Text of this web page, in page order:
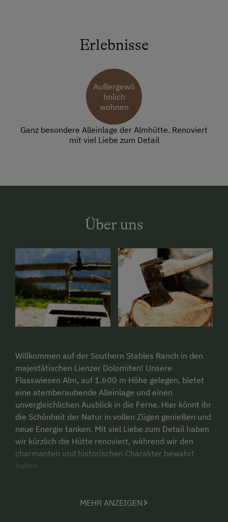
Erlebnisse
Außergewö
hnlich
wohnen
Ganz besondere Alleinlage der Almhütte. Renoviert
mit viel Liebe zum Detail
Über uns
Willkommen auf der Southern Stables Ranch in den
majestätischen Lienzer Dolomiten! Unsere
Flasswiesen Alm, auf 1.600 m Höhe gelegen, bietet
eine atemberaubende Alleinlage und einen
unvergleichlichen Ausblick in die Ferne. Hier könnt ihr
die Schönheit der Natur in vollen Zügen genießen und
neue Energie tanken. Mit viel Liebe zum Detail haben
wir kürzlich die Hütte renoviert, während wir den
charmanten und historischen Charakter bewahrt
haben.
MEHR ANZEIGEN